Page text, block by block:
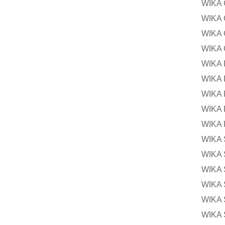
WIKA
WIKA
WIKA
WIKA
WIKA
WIKA
WIKA
WIKA
WIKA
WIKA
WIKA
WIKA
WIKA
WIKA
WIKA